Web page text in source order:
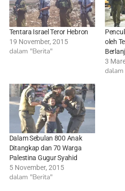
Tentara Israel Teror Hebron
19 November, 2015
dalam "Berita"
oleh
3
Dalam Sebulan 800 Anak
Ditangkap dan 70 Warga
Palestina Gugur Syahid
5 November, 2015
dalam "Berita"